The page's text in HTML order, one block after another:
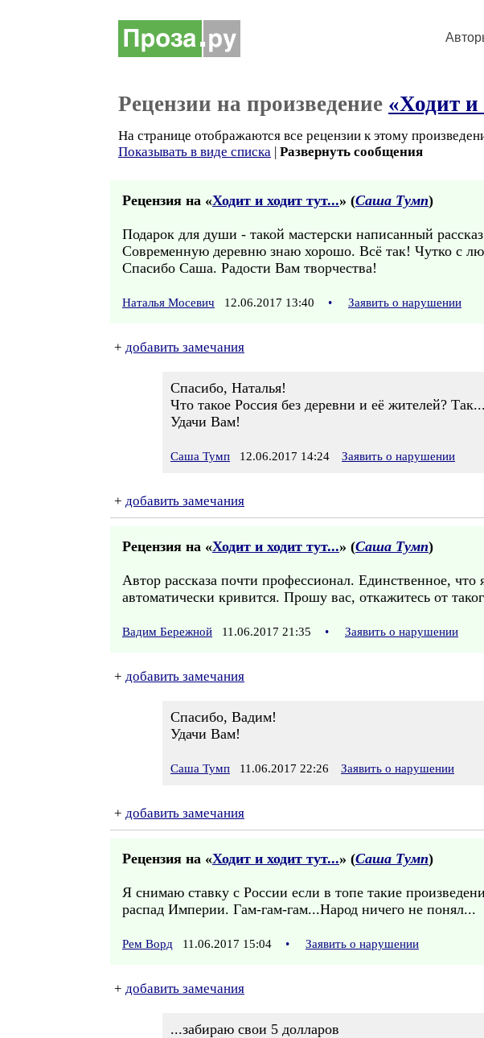
Рецензии на произведение «Ходит и
На странице отображаются все рецензии к этому
Показывать в виде списка | Развернуть сообщения
Рецензия на «Ходит и ходит тут...» (Саша Тумп)
Подарок для души - такой мастерски написанный
Современную деревню знаю хорошо. Всё так! Чутко с
Спасибо Саша. Радости Вам творчества!
Наталья Мосевич 12.06.2017 13:40 • Заявить о нарушении
+ добавить замечания
Спасибо, Наталья!
Что такое Россия без деревни и её жителей? Так...
Удачи Вам!
Саша Тумп 12.06.2017 14:24 Заявить о нарушении
+ добавить замечания
Рецензия на «Ходит и ходит тут...» (Саша Тумп)
Автор рассказа почти профессионал. Единственное,
автоматически кривится. Прошу вас, откажитесь от
Вадим Бережной 11.06.2017 21:35 • Заявить о нарушении
+ добавить замечания
Спасибо, Вадим!
Удачи Вам!
Саша Тумп 11.06.2017 22:26 Заявить о нарушении
+ добавить замечания
Рецензия на «Ходит и ходит тут...» (Саша Тумп)
Я снимаю ставку с России если в топе такие
распад Империи. Гам-гам-гам...Народ ничего не понял...
Рем Ворд 11.06.2017 15:04 • Заявить о нарушении
+ добавить замечания
...забираю свои 5 долларов